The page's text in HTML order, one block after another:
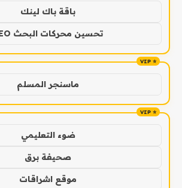
باقة باك لينك
تحسين محركات البحث SEO
ماسنجر المسلم
ضوء التعليمي
صحيفة برق
موقع اشراقات